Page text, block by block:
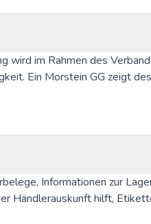
wird im Rahmen des
Ein Morstein GG zeigt
Informationen zur
Händlerauskunft hilft,